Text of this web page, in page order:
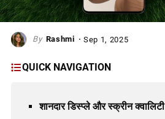
Rashmi Sep 1, 2025
QUICK NAVIGATION
शानदार डिस्प्ले और स्क्रीन क्वालिटी